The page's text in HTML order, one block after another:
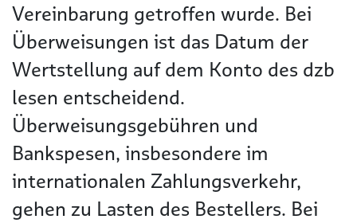
Vereinbarung getroffen wurde. Bei
Überweisungen ist das Datum der
Wertstellung auf dem Konto des dzb
lesen entscheidend.
Überweisungsgebühren und
Bankspesen, insbesondere im
internationalen Zahlungsverkehr,
gehen zu Lasten des Bestellers. Bei